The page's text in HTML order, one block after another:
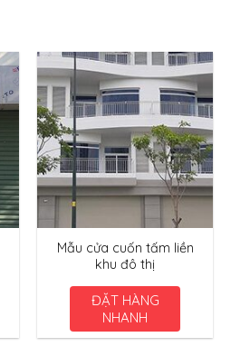
Mẫu cửa cuốn tấm liền
khu đô thị
ĐẶT HÀNG
NHANH